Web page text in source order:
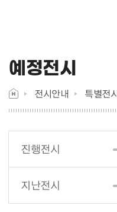
예정전시
전시안내 특별전
진행전시
지난전시